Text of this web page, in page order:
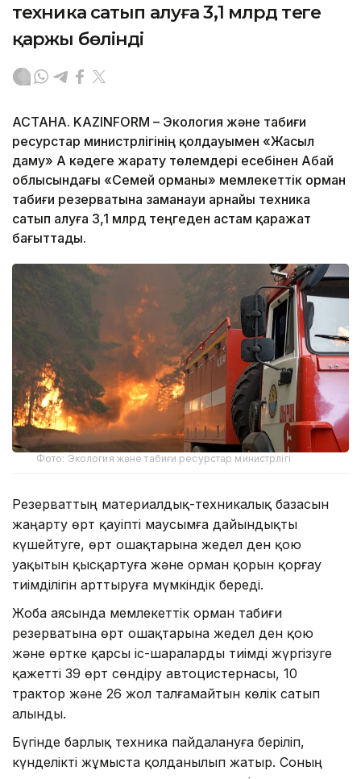
техника сатып алуға 3,1 млрд теңге
қаржы бөлінді
АСТАНА. KAZINFORM – Экология және табиғи
ресурстар министрлігінің қолдауымен «Жасыл
даму» АҚ кәдеге жарату төлемдері есебінен Абай
облысындағы «Семей орманы» мемлекеттік орман
табиғи резерватына заманауи арнайы техника
сатып алуға 3,1 млрд теңгеден астам қаражат
бағыттады.
Фото: Экология және табиғи ресурстар министрлігі
Резерваттың материалдық-техникалық базасын
жаңарту өрт қауіпті маусымға дайындықты
күшейтуге, өрт ошақтарына жедел ден қою
уақытын қысқартуға және орман қорын қорғау
тиімділігін арттыруға мүмкіндік береді.
Жоба аясында мемлекеттік орман табиғи
резерватына өрт ошақтарына жедел ден қою
және өртке қарсы іс-шараларды тиімді жүргізуге
қажетті 39 өрт сөндіру автоцистернасы, 10
трактор және 26 жол талғамайтын көлік сатып
алынды.
Бүгінде барлық техника пайдалануға беріліп,
күнделікті жұмыста қолданылып жатыр. Соның